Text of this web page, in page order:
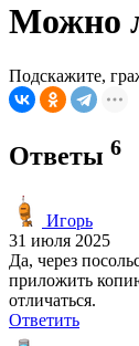
Можно
Подскажите,
Ответы 6
Игорь
31 июля 2025
Да, через
приложить
отличаться.
Ответить